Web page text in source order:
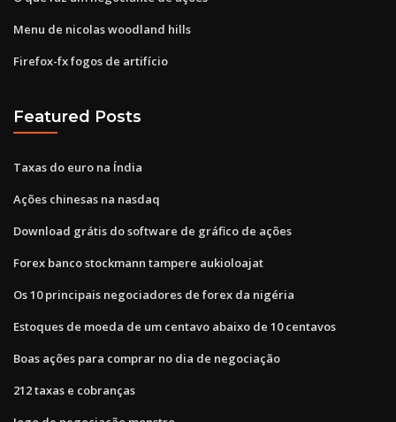
Menu de nicolas woodland hills
Firefox-fx fogos de artifício
Featured Posts
Taxas do euro na Índia
Ações chinesas na nasdaq
Download grátis do software de gráfico de ações
Forex banco stockmann tampere aukioloajat
Os 10 principais negociadores de forex da nigéria
Estoques de moeda de um centavo abaixo de 10 centavos
Boas ações para comprar no dia de negociação
212 taxas e cobranças